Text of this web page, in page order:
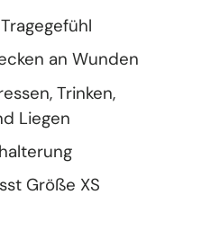
an Wunden
Trinken,
Liegen
Größe XS